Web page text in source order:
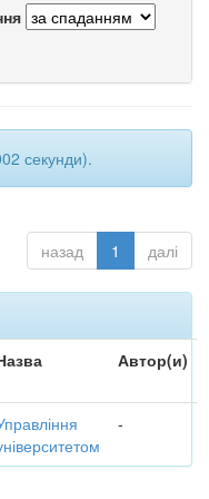
секунди).
назад 1 далі
Автор(и)
-